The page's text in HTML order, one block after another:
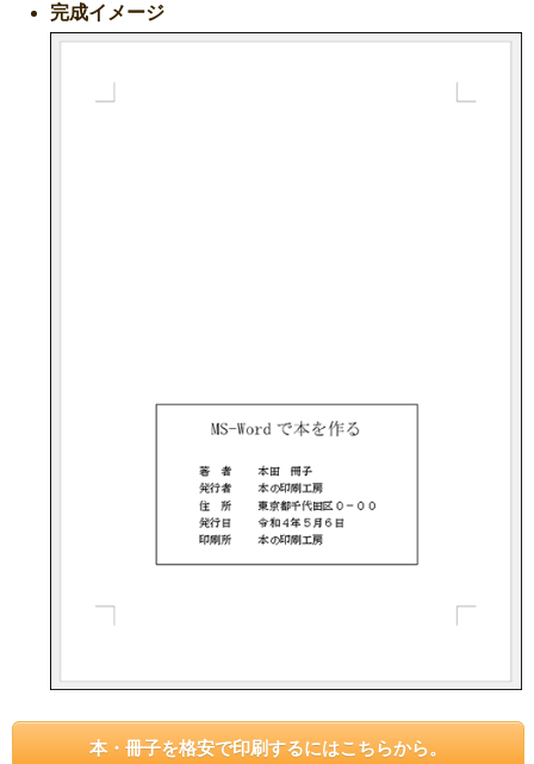
完成イメージ
本・冊子を格安で印刷するにはこちらから。